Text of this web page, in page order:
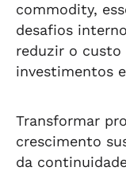
commodity,
desafios
reduzir o
investimentos
Transformar
crescimento
da